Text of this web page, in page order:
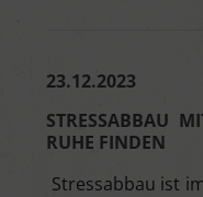
23.12.2023
STRESSABBAU
RUHE FINDEN
Stressabbau ist